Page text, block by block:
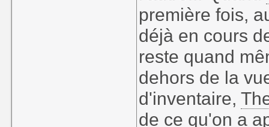
première fois,
déjà en cours
reste quand
dehors de la
d'inventaire,
de ce qu'on a